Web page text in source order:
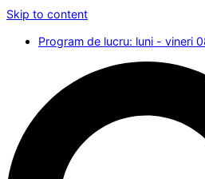
Skip to content
Program de lucru: luni - vineri